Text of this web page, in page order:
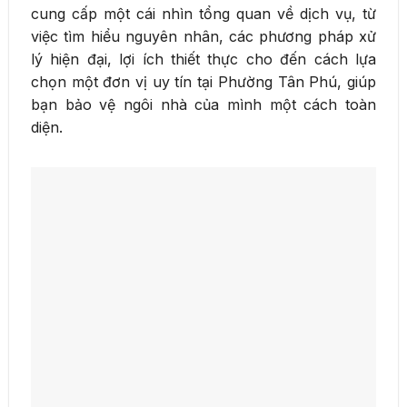
cung cấp một cái nhìn tổng quan về dịch vụ, từ
việc tìm hiểu nguyên nhân, các phương pháp xử
lý hiện đại, lợi ích thiết thực cho đến cách lựa
chọn một đơn vị uy tín tại Phường Tân Phú, giúp
bạn bảo vệ ngôi nhà của mình một cách toàn
diện.